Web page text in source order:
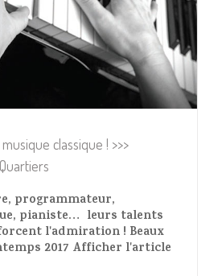
classique ! >>>
programmateur,
pianiste… leurs talents
l'admiration ! Beaux
2017 Afficher l'article